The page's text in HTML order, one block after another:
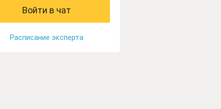
выйти из сложной и
ситуации, выйти на
уровень жизни. Работаю с
Таро, астрологией, коуч и
Войти в чат
Расписание эксперта